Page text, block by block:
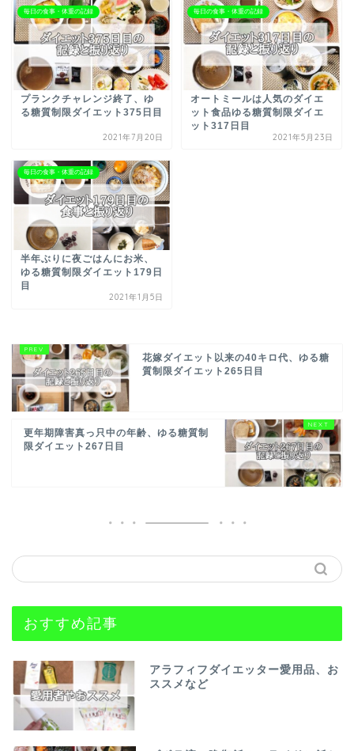
毎日の食事・体重の記録
プランクチャレンジ終了、ゆ
る糖質制限ダイエット375日目
2021年7月20日
毎日の食事・体重の記録
オートミールは人気のダイエ
ット食品ゆる糖質制限ダイエ
ット317日目
2021年5月23日
毎日の食事・体重の記録
半年ぶりに夜ごはんにお米、
ゆる糖質制限ダイエット179日
目
2021年1月5日
花嫁ダイエット以来の40キロ代、ゆる糖
質制限ダイエット265日目
更年期障害真っ只中の年齢、ゆる糖質制
限ダイエット267日目
おすすめ記事
アラフィフダイエッター愛用品、お
ススメなど